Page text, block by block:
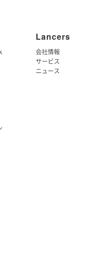
Lancers
会社情報
サービス
ニュース